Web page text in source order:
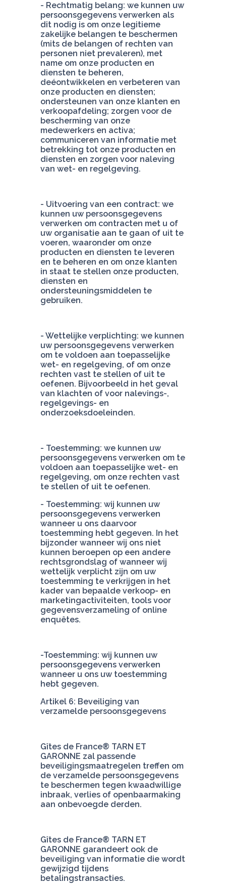
- Rechtmatig belang: we kunnen uw
persoonsgegevens verwerken als
dit nodig is om onze legitieme
zakelijke belangen te beschermen
(mits de belangen of rechten van
personen niet prevaleren), met
name om onze producten en
diensten te beheren,
deéontwikkelen en verbeteren van
onze producten en diensten;
ondersteunen van onze klanten en
verkoopafdeling; zorgen voor de
bescherming van onze
medewerkers en activa;
communiceren van informatie met
betrekking tot onze producten en
diensten en zorgen voor naleving
van wet- en regelgeving.
- Uitvoering van een contract: we
kunnen uw persoonsgegevens
verwerken om contracten met u of
uw organisatie aan te gaan of uit te
voeren, waaronder om onze
producten en diensten te leveren
en te beheren en om onze klanten
in staat te stellen onze producten,
diensten en
ondersteuningsmiddelen te
gebruiken.
- Wettelijke verplichting: we kunnen
uw persoonsgegevens verwerken
om te voldoen aan toepasselijke
wet- en regelgeving, of om onze
rechten vast te stellen of uit te
oefenen. Bijvoorbeeld in het geval
van klachten of voor nalevings-,
regelgevings- en
onderzoeksdoeleinden.
- Toestemming: we kunnen uw
persoonsgegevens verwerken om te
voldoen aan toepasselijke wet- en
regelgeving, om onze rechten vast
- Toestemming: wij kunnen uw
persoonsgegevens verwerken
wanneer u ons daarvoor
toestemming hebt gegeven. In het
bijzonder wanneer wij ons niet
kunnen beroepen op een andere
rechtsgrondslag of wanneer wij
wettelijk verplicht zijn om uw
toestemming te verkrijgen in het
kader van bepaalde verkoop- en
marketingactiviteiten, tools voor
gegevensverzameling of online
enquêtes.
-Toestemming: wij kunnen uw
persoonsgegevens verwerken
wanneer u ons uw toestemming
Artikel 6: Beveiliging van
verzamelde persoonsgegevens
Gîtes de France® TARN ET
GARONNE zal passende
beveiligingsmaatregelen treffen om
de verzamelde persoonsgegevens
te beschermen tegen kwaadwillige
inbraak, verlies of openbaarmaking
aan onbevoegde derden.
Gîtes de France® TARN ET
GARONNE garandeert ook de
beveiliging van informatie die wordt
gewijzigd tijdens
betalingstransacties.